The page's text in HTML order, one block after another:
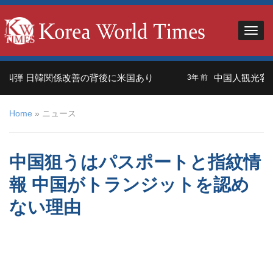
韓関係改善の背後に米国あり 中国人観光客＝外
Home » ニュース
中国狙うはパスポートと指紋情
報 中国がトランジットを認め
ない理由